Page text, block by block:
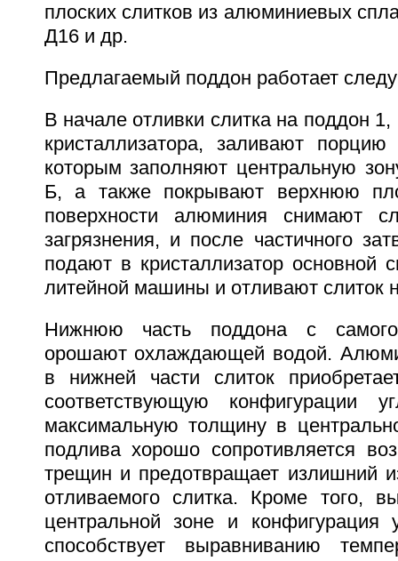
плоских слитков из алюминиевых
Д16 и др.
Предлагаемый поддон работает
В начале отливки слитка на поддон
кристаллизатора, заливают
которым заполняют центральную
Б, а также покрывают верхнюю
поверхности алюминия снимают
загрязнения, и после частичного
подают в кристаллизатор основной
литейной машины и отливают слиток
Нижнюю часть поддона с
орошают охлаждающей водой.
в нижней части слиток
соответствующую конфигурации
максимальную толщину в
подлива хорошо сопротивляется
трещин и предотвращает излишний
отливаемого слитка. Кроме того,
центральной зоне и конфигурация
способствует выравниванию